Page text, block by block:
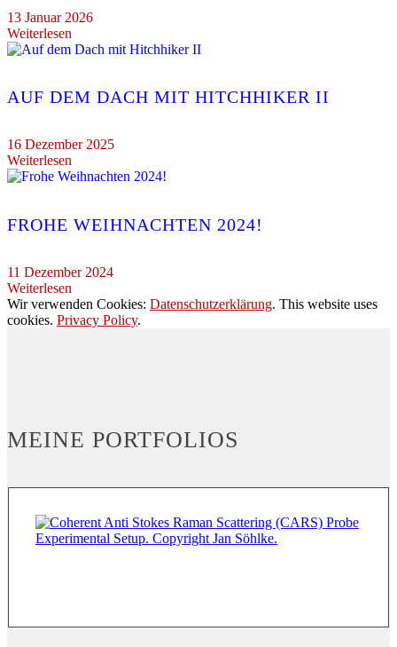
13 Januar 2026
Weiterlesen
AUF DEM DACH MIT HITCHHIKER II
16 Dezember 2025
Weiterlesen
FROHE WEIHNACHTEN 2024!
11 Dezember 2024
Weiterlesen
Wir verwenden Cookies: Datenschutzerklärung. This website uses
cookies. Privacy Policy.
MEINE PORTFOLIOS